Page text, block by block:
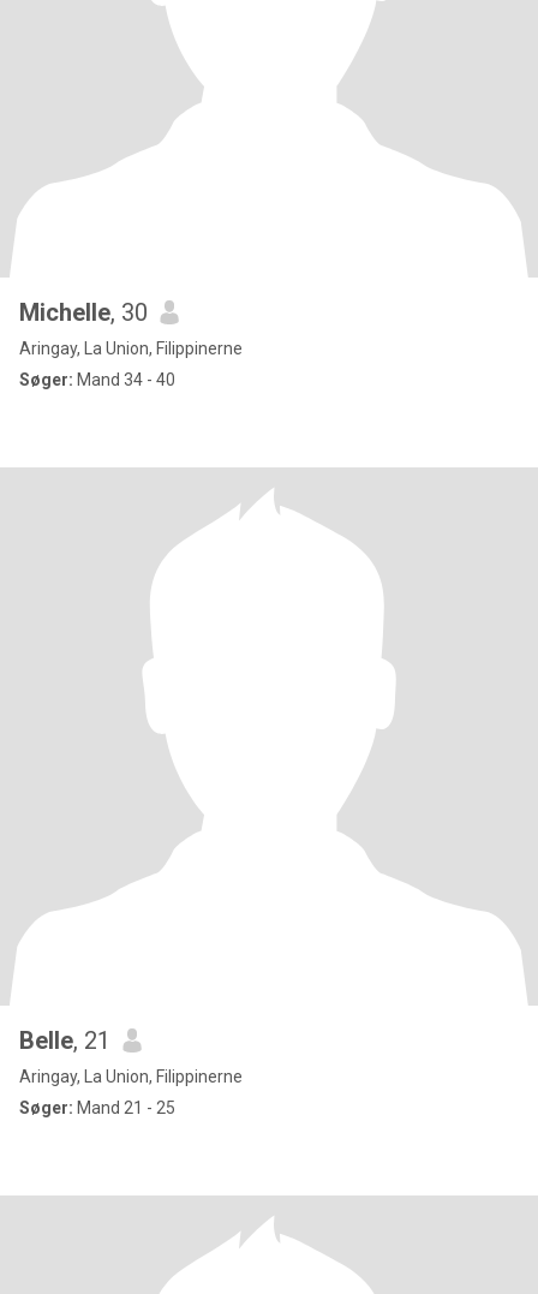
Michelle, 30
Aringay, La Union, Filippinerne
Søger: Mand 34 - 40
Belle, 21
Aringay, La Union, Filippinerne
Søger: Mand 21 - 25